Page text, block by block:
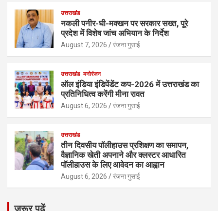
उत्तराखंड
नकली पनीर-घी-मक्खन पर सरकार सख्त, पूरे
प्रदेश में विशेष जांच अभियान के निर्देश
August 7, 2026 रंजना गुसाई
उत्तराखंड मनोरंजन
ऑल इंडिया इंडिपेंडेंट कप-2026 में उत्तराखंड का
प्रतिनिधित्व करेंगी मीना रावत
August 6, 2026 रंजना गुसाई
उत्तराखंड
तीन दिवसीय पॉलीहाउस प्रशिक्षण का समापन,
वैज्ञानिक खेती अपनाने और क्लस्टर आधारित
पॉलीहाउस के लिए आवेदन का आह्वान
August 6, 2026 रंजना गुसाई
जरूर पढ़ें